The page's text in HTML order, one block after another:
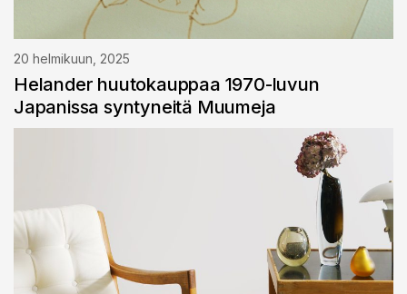
20 helmikuun, 2025
Helander huutokauppaa 1970-luvun
Japanissa syntyneitä Muumeja